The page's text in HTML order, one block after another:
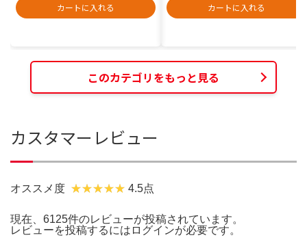
カートに入れる
カートに入れる
このカテゴリをもっと見る
カスタマーレビュー
オススメ度 4.5点
現在、6125件のレビューが投稿されています。
レビューを投稿するには ログインが必要です。